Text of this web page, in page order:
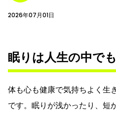
2026年07月01日
眠りは人生の中で
体も心も健康で気持ちよく生
です。眠りが浅かったり、短